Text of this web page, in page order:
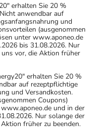
erhalten Sie 20 %
anwendbar auf
und
(ausgenommen
unter www.aponeo.de
bis 31.08.2026. Nur
vor, die Aktion früher
erhalten Sie 20 %
auf rezeptpflichtige
und Versandkosten.
Coupons)
und in der
Nur solange der
früher zu beenden.